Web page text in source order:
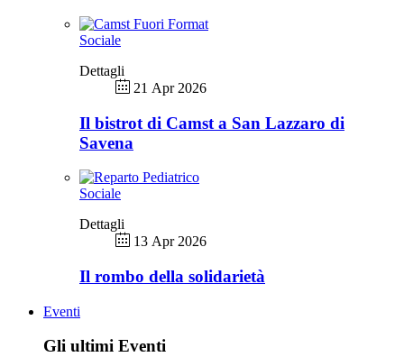
Sociale
Dettagli
21 Apr 2026
Il bistrot di Camst a San Lazzaro di
Savena
Sociale
Dettagli
13 Apr 2026
Il rombo della solidarietà
Eventi
Gli ultimi Eventi